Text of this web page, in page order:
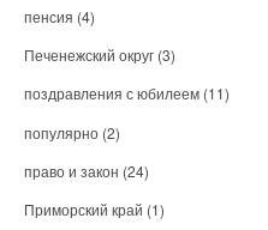
пенсия (4)
Печенежский округ (3)
поздравления с юбилеем (11)
популярно (2)
право и закон (24)
Приморский край (1)